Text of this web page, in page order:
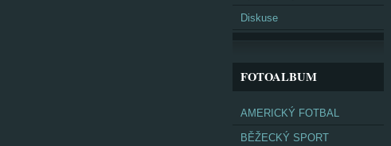
Diskuse
FOTOALBUM
AMERICKÝ FOTBAL
BĚŽECKÝ SPORT